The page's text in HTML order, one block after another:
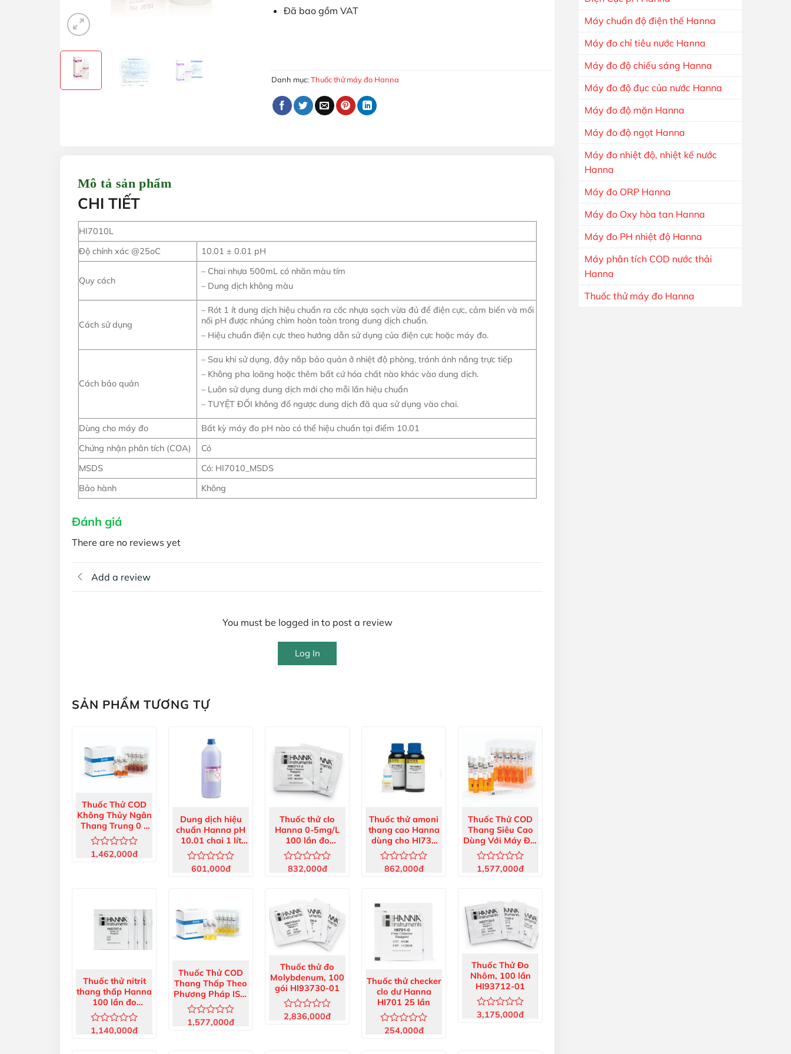
Máy chuẩn độ điện thế Hanna
Máy đo chỉ tiêu nước Hanna
Máy đo độ chiếu sáng Hanna
Máy đo độ đục của nước Hanna
Máy đo độ mặn Hanna
Máy đo độ ngọt Hanna
Máy đo nhiệt độ, nhiệt kế nước
Hanna
Máy đo ORP Hanna
Máy đo Oxy hòa tan Hanna
Máy đo PH nhiệt độ Hanna
Máy phân tích COD nước thải
Hanna
Thuốc thử máy đo Hanna
Đã bao gồm VAT
Danh mục:Thuốc thử máy đo Hanna
Mô tả sản phẩm
CHI TIẾT
HI7010L
Độ chính xác @25oC
10.01 ± 0.01 pH
Quy cách
– Chai nhựa 500mL có nhãn màu tím
– Dung dịch không màu
Cách sử dụng
– Rót 1 ít dung dịch hiệu chuẩn ra cốc nhựa sạch vừa đủ để điện cực, cảm biến và mối
nối pH được nhúng chìm hoàn toàn trong dung dịch chuẩn.
– Hiệu chuẩn điện cực theo hướng dẫn sử dụng của điện cực hoặc máy đo.
Cách bảo quản
– Sau khi sử dụng, đậy nắp bảo quản ở nhiệt độ phòng, tránh ánh nắng trực tiếp
– Không pha loãng hoặc thêm bất cứ hóa chất nào khác vào dung dịch.
– Luôn sử dụng dung dịch mới cho mỗi lần hiệu chuẩn
– TUYỆT ĐỐI không đổ ngược dung dịch đã qua sử dụng vào chai.
Dùng cho máy đo
Bất kỳ máy đo pH nào có thể hiệu chuẩn tại điểm 10.01
Chứng nhận phân tích (COA)
Có
MSDS
Có: HI7010_MSDS
Bảo hành
Không
Đánh giá
There are no reviews yet
Add a review
You must be logged in to post a review
Log In
SẢN PHẨM TƯƠNG TỰ
Thuốc Thử COD
Không Thủy Ngân
Thang Trung 0 –
1500 mg/L (25
ống) HI93754E-25
Được
1,462,000đ
Dung dịch hiệu
chuẩn Hanna pH
10.01 chai 1 lít
HI7010/1L
Được
5
601,000đ
Thuốc thử clo
Hanna 0-5mg/L
100 lần đo
HI93711-01
Được
sao
832,000đ
Thuốc thử amoni
thang cao Hanna
dùng cho HI733
(25 lần)
Được
5
sao
862,000đ
Thuốc Thử COD
Thang Siêu Cao
Dùng Với Máy Đo,
25 Ống HI93754J-
25
Được
5
sao
1,577,000đ
Thuốc thử nitrit
thang thấp Hanna
100 lần đo
HI93707-01
Được
1,140,000đ
Thuốc Thử COD
Thang Thấp Theo
Phương Pháp ISO,
25 Ống HI93754F-
25
Được
1,577,000đ
Thuốc thử đo
Molybdenum, 100
gói HI93730-01
Được
2,836,000đ
Thuốc thử checker
clo dư Hanna
HI701 25 lần
Được
254,000đ
Thuốc Thử Đo
Nhôm, 100 lần
HI93712-01
Được
3,175,000đ